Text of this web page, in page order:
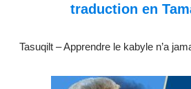
traduction en
Tasuqilt – Apprendre le kabyle n’a